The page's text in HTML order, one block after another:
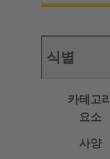
식별
카테고리
요소
사양